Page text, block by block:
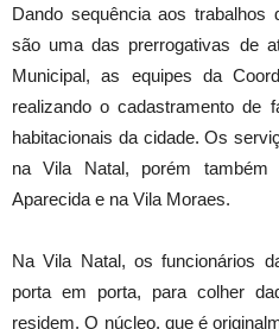
Dando sequência aos trabalhos
são uma das prerrogativas de
Municipal, as equipes da
realizando o cadastramento de
habitacionais da cidade. Os
na Vila Natal, porém
Aparecida e na Vila Moraes.
Na Vila Natal, os funcionários
porta em porta, para colher
residem. O núcleo, que é